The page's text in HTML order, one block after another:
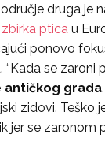
druga je
ptica u
ponovo
“Kada se zaroni
antičkog grada
zidovi. Teško
jer se zaronom